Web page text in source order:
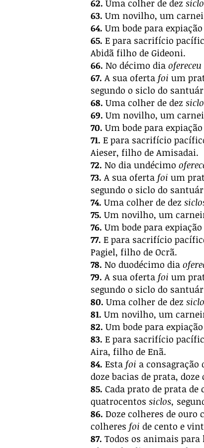
62. Uma colher de dez
63. Um novilho, um
64. Um bode para
65. E para sacrifício
Abidã filho de Gideoni.
66. No décimo dia ofereceu
67. A sua oferta foi um
segundo o siclo do
68. Uma colher de dez
69. Um novilho, um
70. Um bode para
71. E para sacrifício
Aieser, filho de Amisadai.
72. No dia undécimo
73. A sua oferta foi um
segundo o siclo do
74. Uma colher de dez
75. Um novilho, um
76. Um bode para expiação
77. E para sacrifício
Pagiel, filho de Ocrã.
78. No duodécimo dia
79. A sua oferta foi um
segundo o siclo do
80. Uma colher de dez
81. Um novilho, um
82. Um bode para
83. E para sacrifício
Aira, filho de Enã.
84. Esta foi a consagração
doze bacias de prata,
85. Cada prato de prata
quatrocentos siclos,
86. Doze colheres de ouro
colheres foi de cento e
87. Todos os animais para